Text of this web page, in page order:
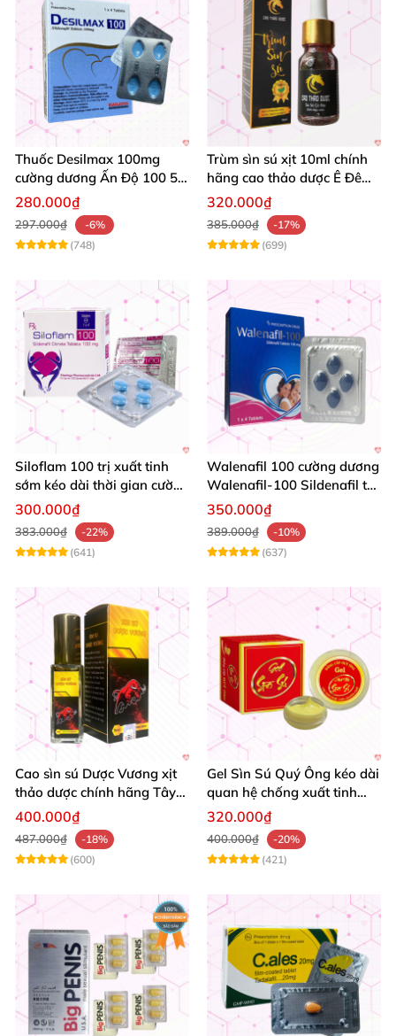
Thuốc Desilmax 100mg
cường dương Ấn Độ 100 50
mg tăng sinh lý tốt nhất
280.000₫
297.000₫
-6%
(748)
Trùm sìn sú xịt 10ml chính
hãng cao thảo dược Ê Đê
kéo dài QT
320.000₫
385.000₫
-17%
(699)
Siloflam 100 trị xuất tinh
sớm kéo dài thời gian cường
dương Nam giới
300.000₫
383.000₫
-22%
(641)
Walenafil 100 cường dương
Walenafil-100 Sildenafil trị
xuất tinh sớm tăng sinh lý
kéo dài thời gian
350.000₫
389.000₫
-10%
(637)
Cao sìn sú Dược Vương xịt
thảo dược chính hãng Tây
Nguyên tốt nhất
400.000₫
487.000₫
-18%
(600)
Gel Sìn Sú Quý Ông kéo dài
quan hệ chống xuất tinh
nhanh
320.000₫
400.000₫
-20%
(421)